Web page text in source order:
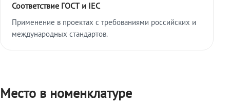
Соответствие ГОСТ и IEC
Применение в проектах с требованиями российских и
международных стандартов.
Место в номенклатуре